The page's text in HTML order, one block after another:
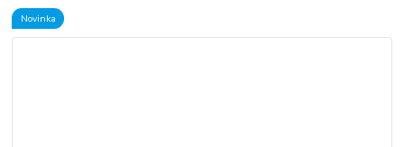
Novinka